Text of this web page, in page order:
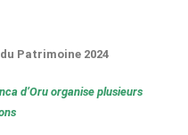
Patrimoine 2024
d’Oru organise plusieurs